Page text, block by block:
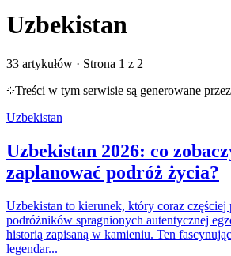
Uzbekistan
33 artykułów · Strona 1 z 2
Treści w tym serwisie są generowane
Uzbekistan
Uzbekistan 2026: co
zaplanować podróż życia?
Uzbekistan to kierunek, który coraz częściej
podróżników spragnionych autentycznej
historią zapisaną w kamieniu. Ten
legendar...